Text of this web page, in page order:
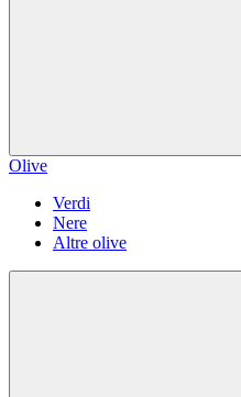
Olive
Verdi
Nere
Altre olive